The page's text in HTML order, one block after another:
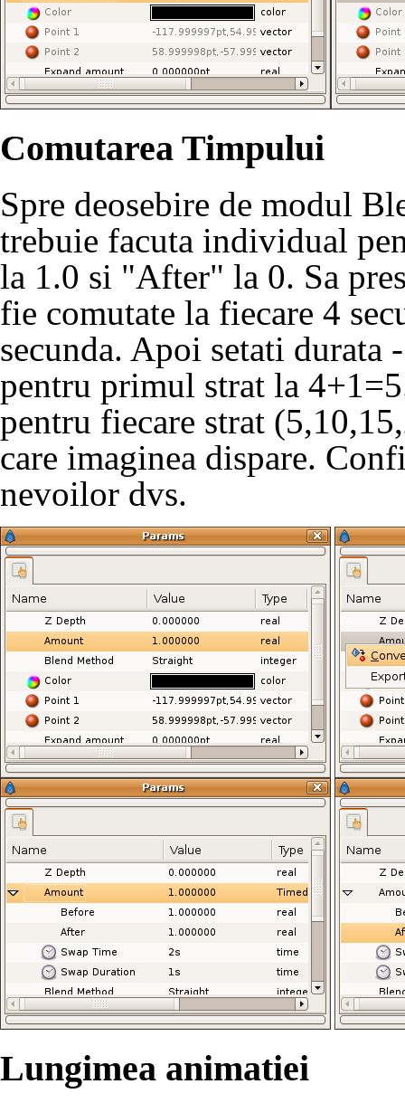
Comutarea Timpului
Spre deosebire de modul
trebuie facuta individual
la 1.0 si "After" la 0. Sa
fie comutate la fiecare 4
secunda. Apoi setati
pentru primul strat la
pentru fiecare strat
care imaginea dispare.
nevoilor dvs.
Lungimea animatiei